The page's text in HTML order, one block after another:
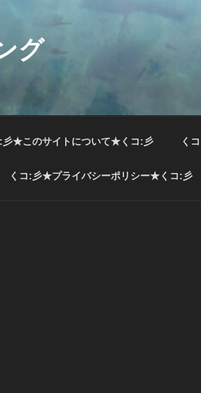
グ
:彡★このサイトについて★くコ:彡 く
くコ:彡★プライバシーポリシー★くコ:彡